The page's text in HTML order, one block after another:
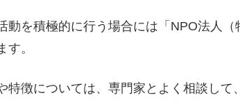
動を積極的に行う場合には「NPO法人
す。
特徴については、専門家とよく相談し